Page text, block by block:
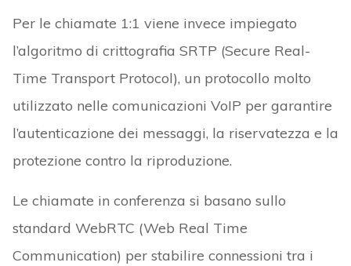
Per le chiamate 1:1 viene invece impiegato
l’algoritmo di crittografia SRTP (Secure Real-
Time Transport Protocol), un protocollo molto
utilizzato nelle comunicazioni VoIP per garantire
l’autenticazione dei messaggi, la riservatezza e la
protezione contro la riproduzione.
Le chiamate in conferenza si basano sullo
standard WebRTC (Web Real Time
Communication) per stabilire connessioni tra i